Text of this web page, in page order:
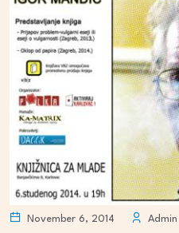
November 6, 2014 Admin